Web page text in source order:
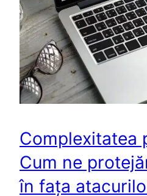
Complexitatea
Cum ne
în fața